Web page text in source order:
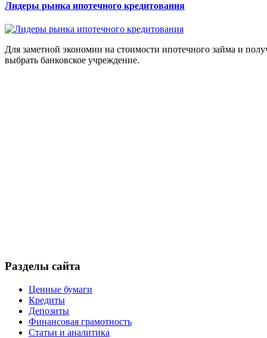
Лидеры рынка ипотечного кредитования
Для заметной экономии на стоимости ипотечного займа и
выбрать банковское учреждение.
Разделы сайта
Ценные бумаги
Кредиты
Депозиты
Финансовая грамотность
Статьи и аналитика